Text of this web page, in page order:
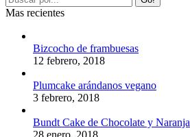
Mas recientes
Bizcocho de frambuesas
12 febrero, 2018
Plumcake arándanos vegano
3 febrero, 2018
Bundt Cake de Chocolate y Naranja
28 enero, 2018